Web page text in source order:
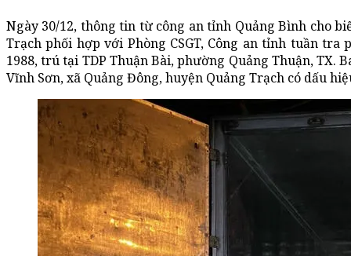
Ngày 30/12, thông tin từ công an tỉnh Quảng Bình cho
Trạch phối hợp với Phòng CSGT, Công an tỉnh tuần tra
1988, trú tại TDP Thuận Bài, phường Quảng Thuận,
Vĩnh Sơn, xã Quảng Đông, huyện Quảng Trạch có dấu